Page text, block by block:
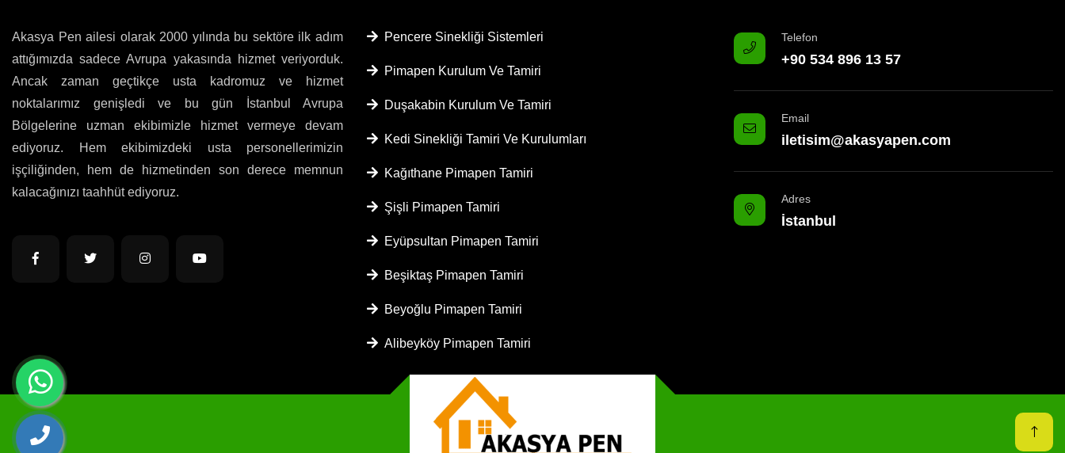
Akasya Pen ailesi olarak 2000 yılında bu sektöre ilk adım
attığımızda sadece Avrupa yakasında hizmet veriyorduk.
Ancak zaman geçtikçe usta kadromuz ve hizmet
noktalarımız genişledi ve bu gün İstanbul Avrupa
Bölgelerine uzman ekibimizle hizmet vermeye devam
ediyoruz. Hem ekibimizdeki usta personellerimizin
işçiliğinden, hem de hizmetinden son derece memnun
kalacağınızı taahhüt ediyoruz.
Pencere Sinekliği Sistemleri
Pimapen Kurulum Ve Tamiri
Duşakabin Kurulum Ve Tamiri
Kedi Sinekliği Tamiri Ve Kurulumları
Kağıthane Pimapen Tamiri
Şişli Pimapen Tamiri
Eyüpsultan Pimapen Tamiri
Beşiktaş Pimapen Tamiri
Beyoğlu Pimapen Tamiri
Alibeyköy Pimapen Tamiri
Telefon
+90 534 896 13 57
Email
iletisim@akasyapen.com
Adres
İstanbul